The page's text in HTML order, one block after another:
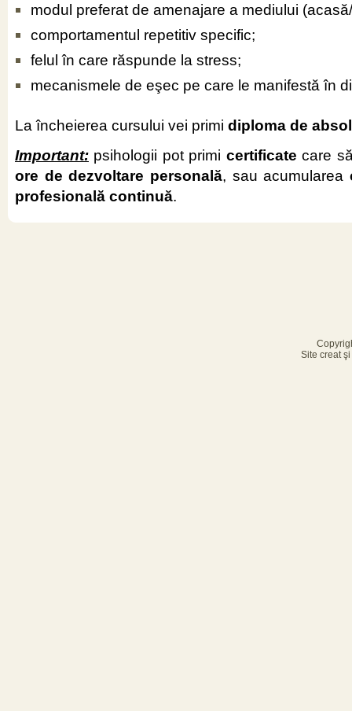
modul preferat de amenajare a mediului
comportamentul repetitiv specific;
felul în care răspunde la stress;
mecanismele de eşec pe care le
La încheierea cursului vei primi diploma de
Important: psihologii pot primi certificate care
ore de dezvoltare personală, sau acumularea
profesională continuă.
Site creat